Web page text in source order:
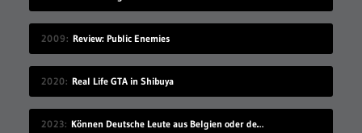
2009 Review: Public Enemies
2020 Real Life GTA in Shibuya
2023 Können Deutsche Leute aus Belgien oder den Niederlanden verstehen?